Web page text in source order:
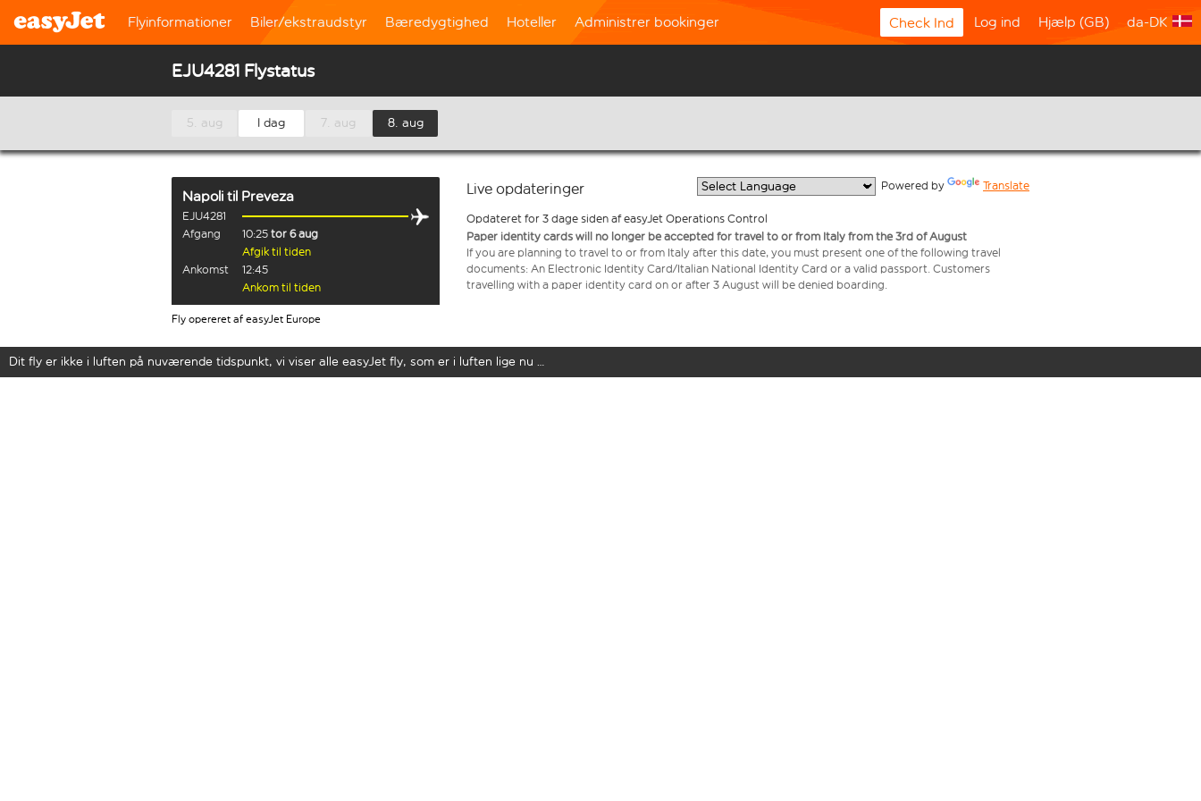
Flyinformationer Biler/ekstraudstyr Bæredygtighed Hoteller Administrer bookinger Check Ind Log ind Hjælp (GB) da-DK
EJU4281 Flystatus
5. aug I dag 7. aug 8. aug
Napoli til Preveza
EJU4281
Afgang
10:25 tor 6 aug
Afgik til tiden
Ankomst
12:45
Ankom til tiden
Fly opereret af easyJet Europe
Live opdateringer Powered by Translate
Opdateret for 3 dage siden af easyJet Operations Control
Paper identity cards will no longer be accepted for travel to or from Italy from the 3rd of August
If you are planning to travel to or from Italy after this date, you must present one of the following travel
documents: An Electronic Identity Card/Italian National Identity Card or a valid passport. Customers
travelling with a paper identity card on or after 3 August will be denied boarding.
Dit fly er ikke i luften på nuværende tidspunkt, vi viser alle easyJet fly, som er i luften lige nu …